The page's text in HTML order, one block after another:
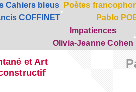
Cahiers bleus
COFFINET
•
Poètes
Pablo
Impatiences
Olivia-Jeanne Cohen
•
et Art